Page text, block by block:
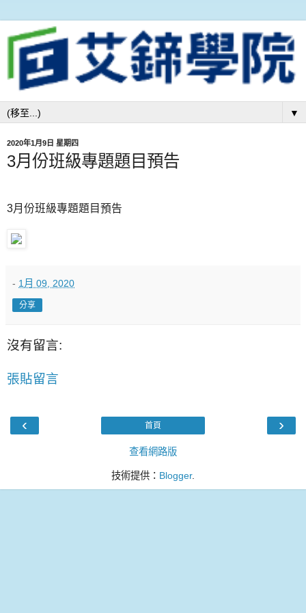
▼
2020年1月9日 星期四
3月份班級專題題目預告
3月份班級專題題目預告
- 1月 09, 2020
分享
沒有留言:
張貼留言
‹ ›
首頁
查看網路版
技術提供： Blogger.